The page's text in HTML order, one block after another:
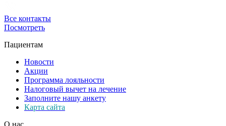
Все контакты
Посмотреть
Пациентам
Новости
Акции
Программа лояльности
Налоговый вычет на лечение
Заполните нашу анкету
Карта сайта
О нас